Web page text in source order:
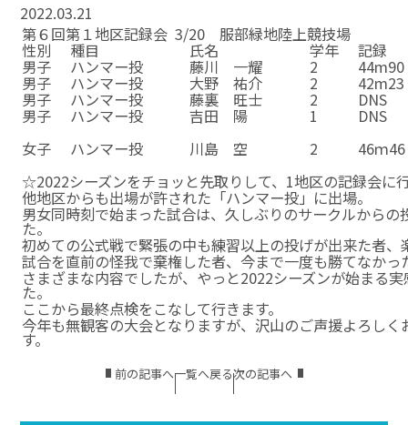
2022.03.21
第６回第１地区記録会 3/20 服部緑地陸上競技場
性別 種目 氏名 学年 記録
男子 ハンマー投 藤川 一耀 2 44m90
男子 ハンマー投 大野 祐介 2 42m23
男子 ハンマー投 藤裏 旺士 2 DNS
男子 ハンマー投 吉田 陽 1 DNS
女子 ハンマー投 川島 空 2 46ｍ46
☆2022シーズンをチョッと先取りして、1地区の記録会に
他地区からも出場が許された「ハンマー投」に出場。
男女同時刻で始まった試合は、久しぶりのサークルからの
た。
初めての公式戦で緊張の中も練習以上の投げが出来た者、
試合を直前の怪我で棄権した者、今まで一度も勝てなかっ
さまざまな内容でしたが、やっと2022シーズンが始まる
た。
ここから最終点検をこなして行きます。
今年も無観客の大会となりますが、沢山のご声援よろしく
す。
前の記事へ一覧へ戻る次の記事へ